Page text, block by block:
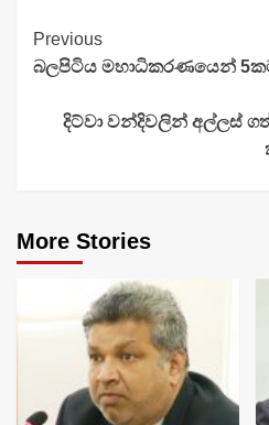
Continue
Reading
Previous
බලපිටිය මහාධිකරණයෙන්
දිට්වා වන්දිවලින් අල්ලස්
More Stories